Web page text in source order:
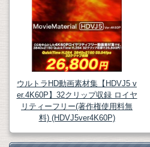
ウルトラHD動画素材集【HDVJ5 v
er.4K60P】32クリップ収録 ロイヤ
リティーフリー(著作権使用料無
料) (HDVJ5ver4K60P)